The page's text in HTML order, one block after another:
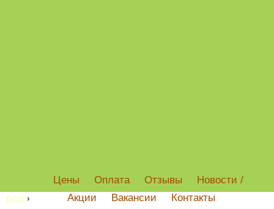
Цены Оплата Отзывы
Новости /
Акции
Вакансии Контакты
Блог ›